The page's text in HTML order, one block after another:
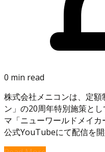
0 min read
株式会社メニコンは、定
ン」の20周年特別施策と
マ「ニューワールドメイカ
公式YouTubeにて配信を